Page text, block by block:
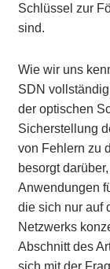
Schlüssel zur
sind.
Wie wir uns
SDN
der optischen
Sicherstellung
von Fehlern zu
besorgt
Anwendungen
die sich nur auf
Netzwerks
Abschnitt des
sich mit der